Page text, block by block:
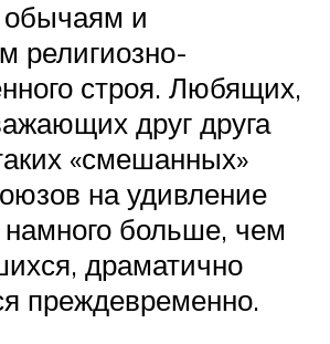
и
религиозно-
строя. Любящих,
друг друга
«смешанных»
на удивление
больше, чем
драматично
преждевременно.